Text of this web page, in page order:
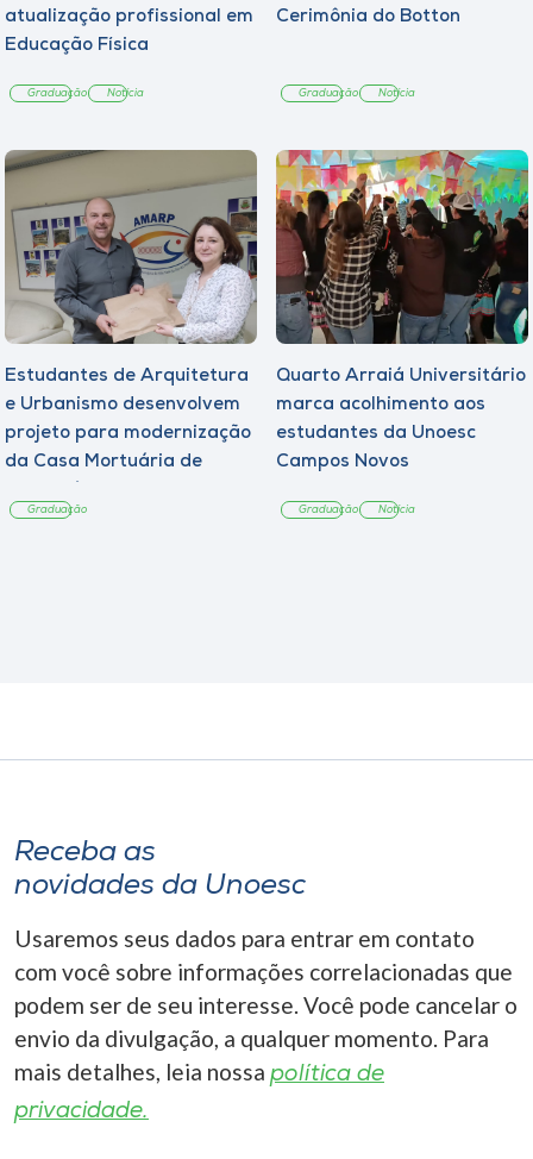
atualização profissional em
Educação Física
Graduação Notícia
Cerimônia do Botton
Graduação Notícia
Estudantes de Arquitetura
e Urbanismo desenvolvem
projeto para modernização
da Casa Mortuária de
Graduação
Quarto Arraiá Universitário
marca acolhimento aos
estudantes da Unoesc
Campos Novos
Graduação Notícia
Receba as
novidades da Unoesc
Usaremos seus dados para entrar em contato
com você sobre informações correlacionadas que
podem ser de seu interesse. Você pode cancelar o
envio da divulgação, a qualquer momento. Para
mais detalhes, leia nossa política de
privacidade.